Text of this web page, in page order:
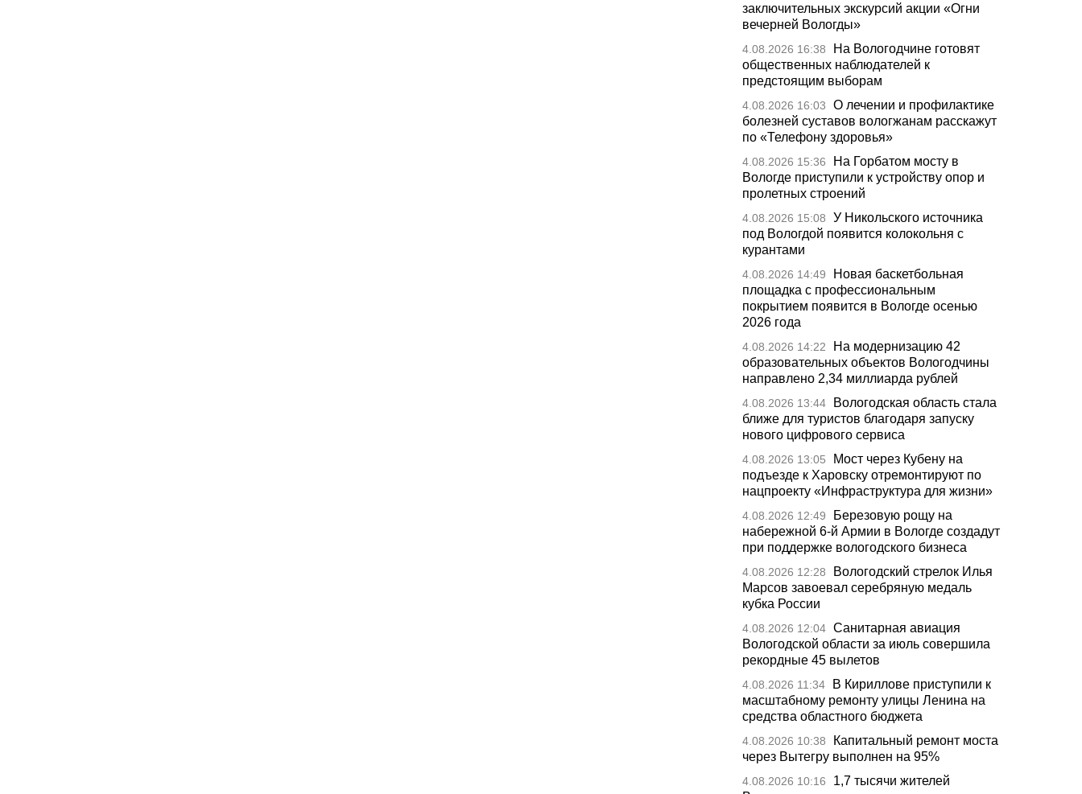
заключительных экскурсий акции «Огни
вечерней Вологды»
4.08.2026 16:38
На Вологодчине готовят
общественных наблюдателей к
предстоящим выборам
4.08.2026 16:03
О лечении и профилактике
болезней суставов вологжанам расскажут
по «Телефону здоровья»
4.08.2026 15:36
На Горбатом мосту в
Вологде приступили к устройству опор и
пролетных строений
4.08.2026 15:08
У Никольского источника
под Вологдой появится колокольня с
курантами
4.08.2026 14:49
Новая баскетбольная
площадка с профессиональным
покрытием появится в Вологде осенью
2026 года
4.08.2026 14:22
На модернизацию 42
образовательных объектов Вологодчины
направлено 2,34 миллиарда рублей
4.08.2026 13:44
Вологодская область стала
ближе для туристов благодаря запуску
нового цифрового сервиса
4.08.2026 13:05
Мост через Кубену на
подъезде к Харовску отремонтируют по
нацпроекту «Инфраструктура для жизни»
4.08.2026 12:49
Березовую рощу на
набережной 6-й Армии в Вологде создадут
при поддержке вологодского бизнеса
4.08.2026 12:28
Вологодский стрелок Илья
Марсов завоевал серебряную медаль
кубка России
4.08.2026 12:04 Санитарная авиация
Вологодской области за июль совершила
рекордные 45 вылетов
4.08.2026 11:34
В Кириллове приступили к
масштабному ремонту улицы Ленина на
средства областного бюджета
4.08.2026 10:38
Капитальный ремонт моста
через Вытегру выполнен на 95%
4.08.2026 10:16
1,7 тысячи жителей